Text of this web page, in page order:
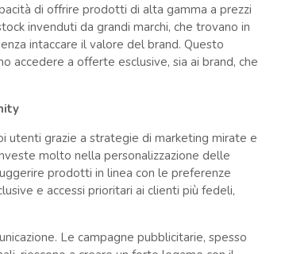
di offrire prodotti di alta gamma a prezzi
invenduti da grandi marchi, che trovano in
intaccare il valore del brand. Questo
accedere a offerte esclusive, sia ai brand, che
utenti grazie a strategie di marketing mirate e
molto nella personalizzazione delle
prodotti in linea con le preferenze
e accessi prioritari ai clienti più fedeli,
Le campagne pubblicitarie, spesso